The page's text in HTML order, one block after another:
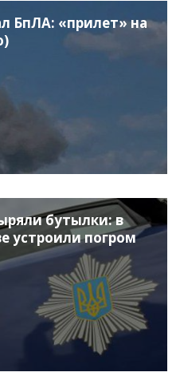
БпЛА: «прилет» на
бутылки: в
устроили погром